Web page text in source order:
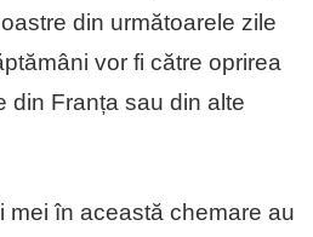
din următoarele zile
vor fi către oprirea
din Franța sau din alte
mei în această chemare au